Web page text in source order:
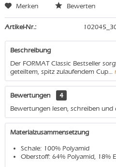
Merken Bewerten
Artikel-Nr.:
Beschreibung
Der FORMAT Classic Bestseller
geteiltem, spitz zulaufendem Cup...
Bewertungen
4
Bewertungen lesen, schreiben und
Materialzusammensetzung
Schale: 100% Polyamid
Oberstoff: 64% Polyamid, 18%